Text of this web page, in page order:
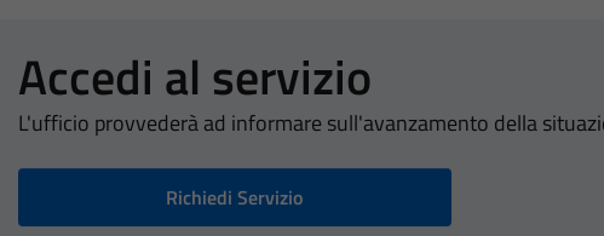
Accedi al servizio
L'ufficio provvederà ad informare sull'avanzamento della
Richiedi Servizio